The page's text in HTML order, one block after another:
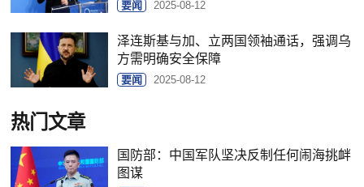
要闻 2025-08-12
泽连斯基与加、立两国领袖通话，强调乌
方需明确安全保障
要闻 2025-08-12
热门文章
国防部：中国军队坚决反制任何闹海挑衅
图谋